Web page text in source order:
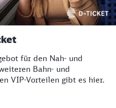
für den Nah- und
Bahn- und
VIP-Vorteilen gibt es hier.